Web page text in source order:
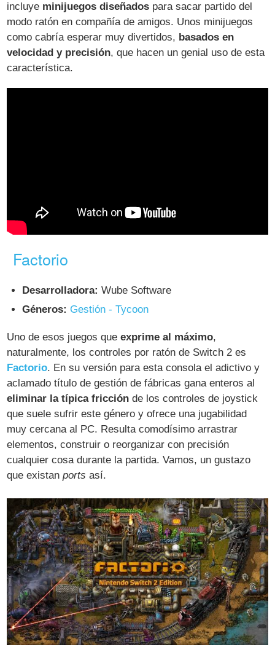
incluye minijuegos diseñados para sacar partido del
modo ratón en compañía de amigos. Unos minijuegos
como cabría esperar muy divertidos, basados en
velocidad y precisión, que hacen un genial uso de esta
característica.
Factorio
Desarrolladora: Wube Software
Géneros: Gestión - Tycoon
Uno de esos juegos queexprime al máximo,
naturalmente, los controles por ratón de Switch 2 es
Factorio. En su versión para esta consola el adictivo y
aclamado título de gestión de fábricas gana enteros al
eliminar la típica fricción de los controles de joystick
que suele sufrir este género y ofrece una jugabilidad
muy cercana al PC. Resulta comodísimo arrastrar
elementos, construir o reorganizar con precisión
cualquier cosa durante la partida. Vamos, un gustazo
que existanports así.